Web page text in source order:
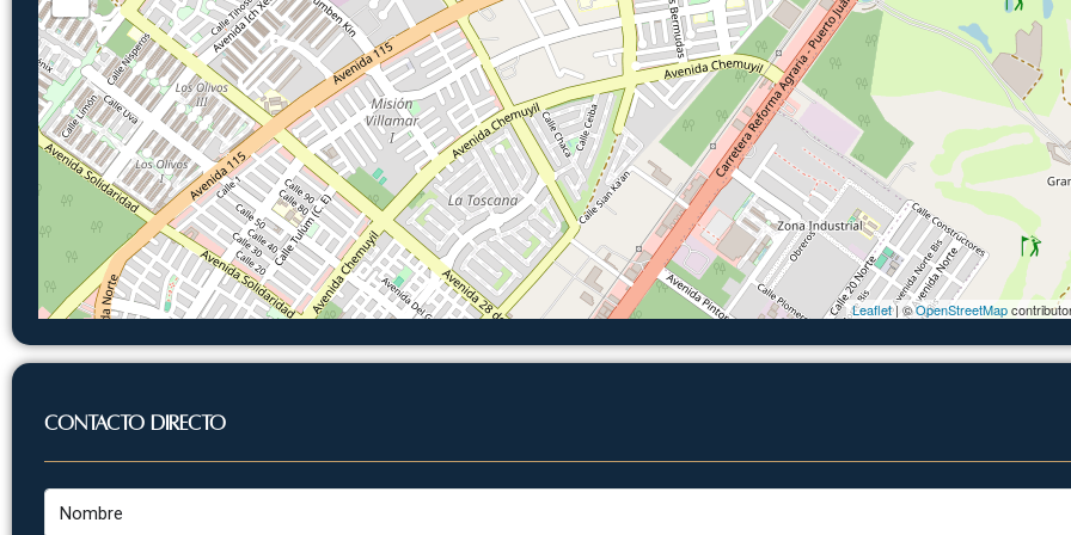
Leaflet| ©OpenStreetMap
Contacto Directo